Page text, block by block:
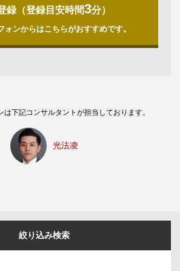
録（登録目安時間3分）
ンからはこちらがおすすめです。
は下記コンサルタントが担当しております。
光法凌
絞り込み検索